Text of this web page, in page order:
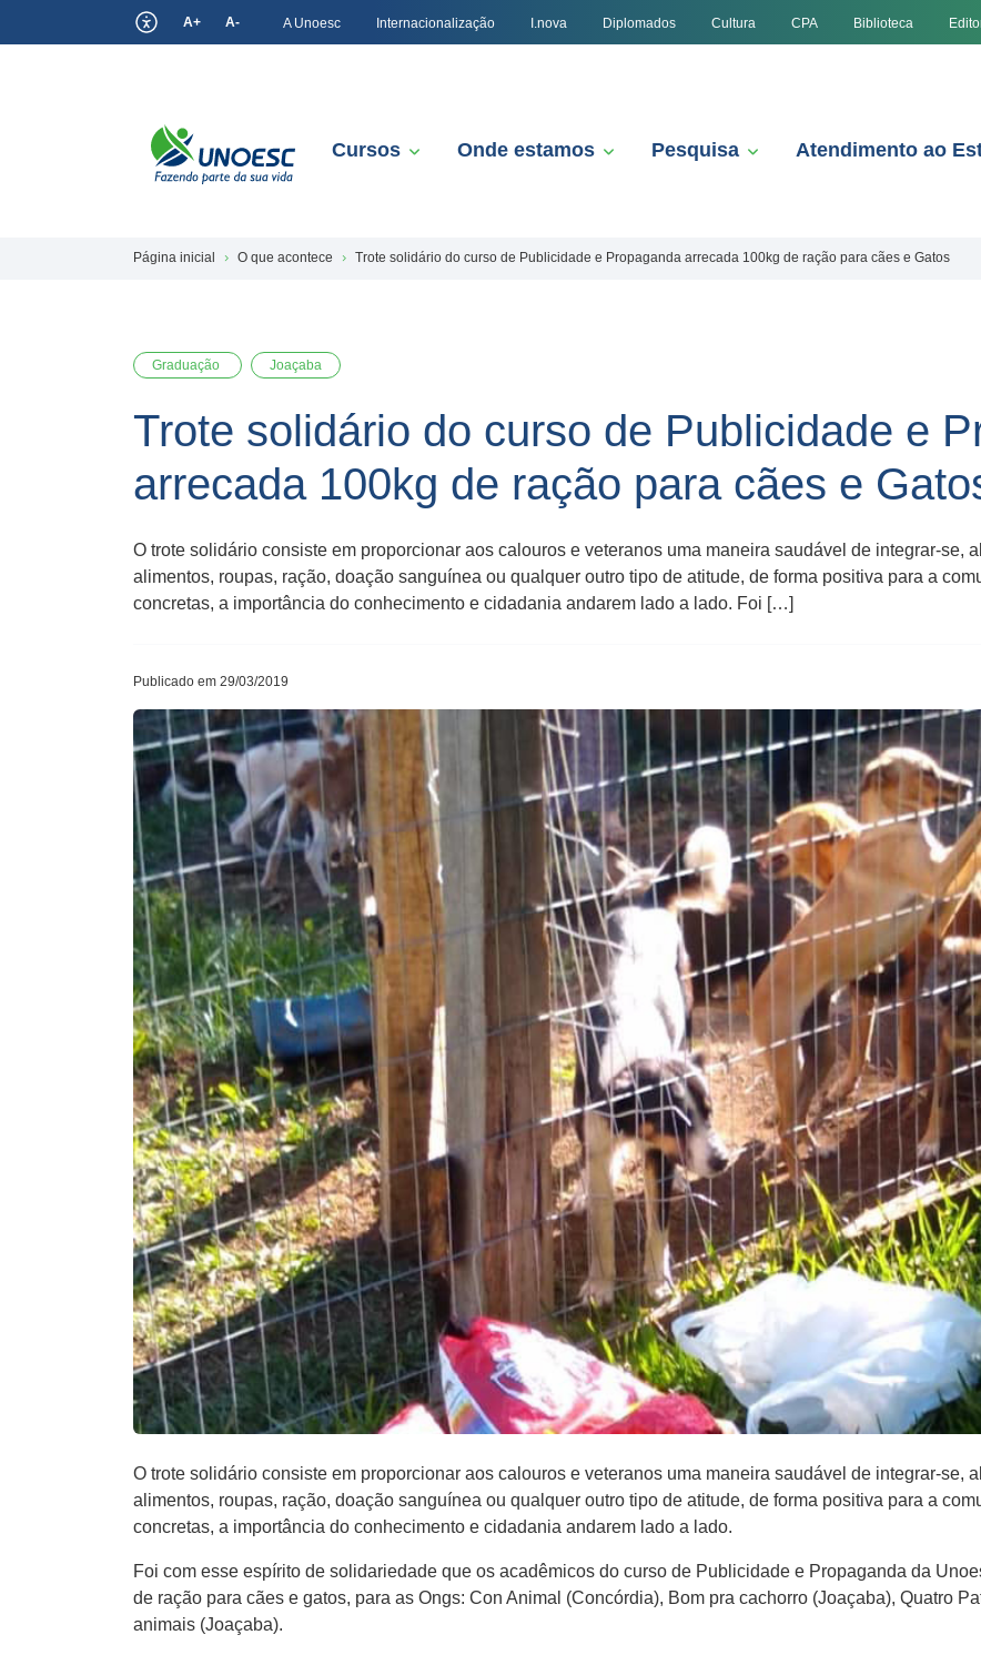
A+ A- A Unoesc Internacionalização I.nova Diplomados Cultura CPA Biblioteca
Cursos Onde estamos Pesquisa Atendimento ao
Página inicial O que acontece Trote solidário do curso de Publicidade e Propaganda arrecada 100kg de ração para cães e Gatos
Graduação Joaçaba
Trote solidário do curso de Publicidade e
arrecada 100kg de ração para cães e
O trote solidário consiste em proporcionar aos calouros e veteranos uma maneira saudável de integrar-se,
alimentos, roupas, ração, doação sanguínea ou qualquer outro tipo de atitude, de forma positiva para a
concretas, a importância do conhecimento e cidadania andarem lado a lado. Foi […]
Publicado em 29/03/2019
O trote solidário consiste em proporcionar aos calouros e veteranos uma maneira saudável de integrar-se,
alimentos, roupas, ração, doação sanguínea ou qualquer outro tipo de atitude, de forma positiva para a
concretas, a importância do conhecimento e cidadania andarem lado a lado.
Foi com esse espírito de solidariedade que os acadêmicos do curso de Publicidade e Propaganda da
de ração para cães e gatos, para as Ongs: Con Animal (Concórdia), Bom pra cachorro (Joaçaba), Quatro
animais (Joaçaba).